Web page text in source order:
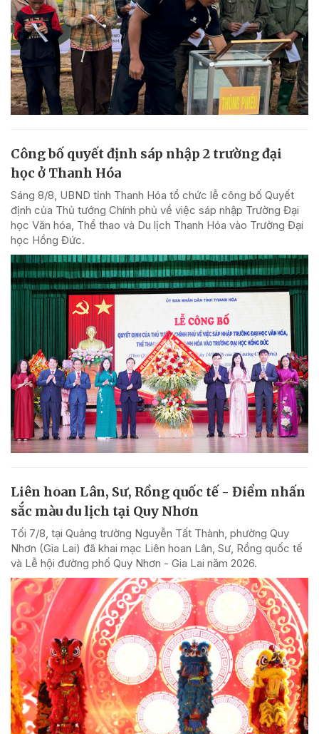
Công bố quyết định sáp nhập 2 trường đại
học ở Thanh Hóa
Sáng 8/8, UBND tỉnh Thanh Hóa tổ chức lễ công bố Quyết
định của Thủ tướng Chính phủ về việc sáp nhập Trường Đại
học Văn hóa, Thể thao và Du lịch Thanh Hóa vào Trường Đại
học Hồng Đức.
Liên hoan Lân, Sư, Rồng quốc tế - Điểm nhấn
sắc màu du lịch tại Quy Nhơn
Tối 7/8, tại Quảng trường Nguyễn Tất Thành, phường Quy
Nhơn (Gia Lai) đã khai mạc Liên hoan Lân, Sư, Rồng quốc tế
và Lễ hội đường phố Quy Nhơn - Gia Lai năm 2026.